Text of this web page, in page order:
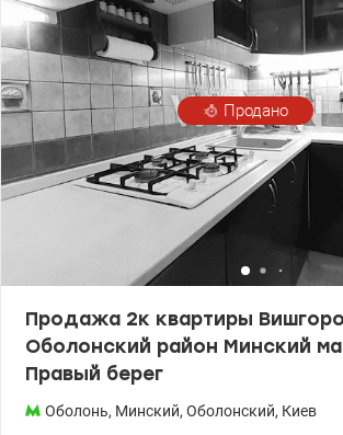
Продано
Продажа 2к квартиры
Оболонский район Минский
Правый берег
Оболонь, Минский, Оболонский, Киев